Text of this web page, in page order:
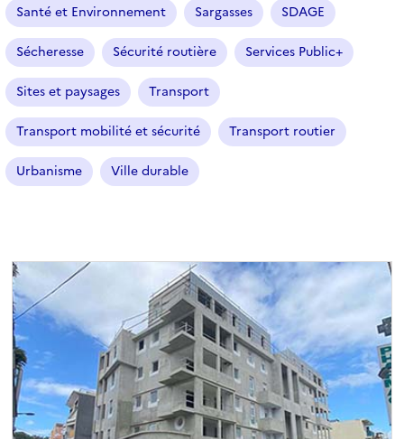
n
é
)
Santé et Environnement Sargasses SDAGE
Sécheresse Sécurité routière Services Public+
Sites et paysages Transport
Transport mobilité et sécurité Transport routier
Urbanisme Ville durable